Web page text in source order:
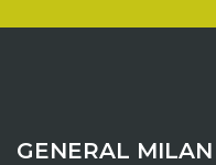
GENERAL